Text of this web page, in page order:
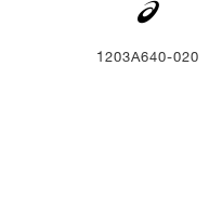
1203A640-020